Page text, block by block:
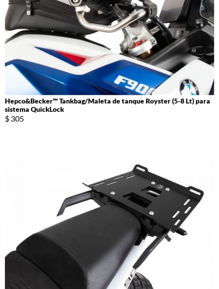
Hepco&Becker™ Tankbag/Maleta de tanque Royster (5-8 Lt) para
sistema QuickLock
$ 305